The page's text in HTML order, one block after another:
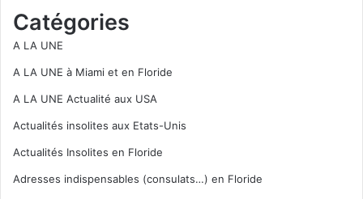
Catégories
A LA UNE
A LA UNE à Miami et en Floride
A LA UNE Actualité aux USA
Actualités insolites aux Etats-Unis
Actualités Insolites en Floride
Adresses indispensables (consulats…) en Floride